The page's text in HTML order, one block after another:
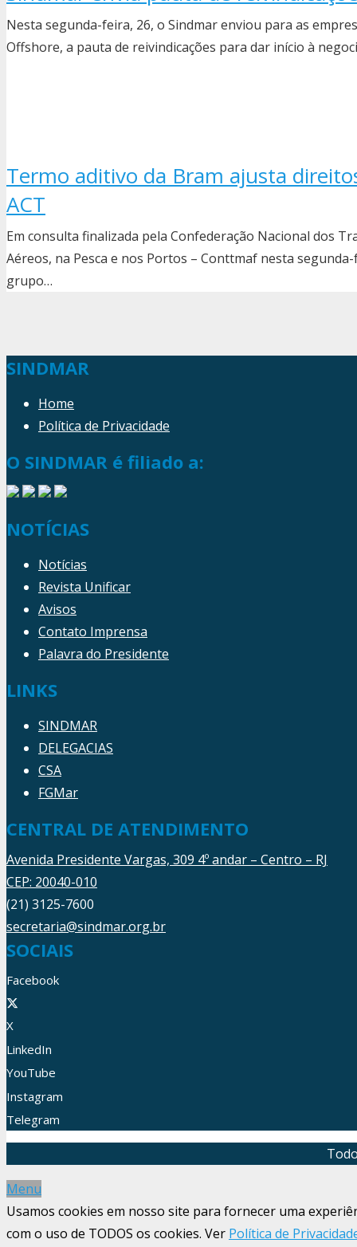
Nesta segunda-feira, 26, o Sindmar enviou para as
Offshore, a pauta de reivindicações para dar início à
Termo aditivo da Bram ajusta
ACT
Em consulta finalizada pela Confederação Nacional dos
Aéreos, na Pesca e nos Portos – Conttmaf nesta
grupo…
SINDMAR
Home
Política de Privacidade
O SINDMAR é filiado a:
NOTÍCIAS
Notícias
Revista Unificar
Avisos
Contato Imprensa
Palavra do Presidente
LINKS
SINDMAR
DELEGACIAS
CSA
FGMar
CENTRAL DE ATENDIMENTO
Avenida Presidente Vargas, 309 4º andar – Centro – RJ
CEP: 20040-010
(21) 3125-7600
secretaria@sindmar.org.br
SOCIAIS
Facebook
X
LinkedIn
YouTube
Instagram
Telegram
Menu
Usamos cookies em nosso site para fornecer uma
com o uso de TODOS os cookies. Ver Política de